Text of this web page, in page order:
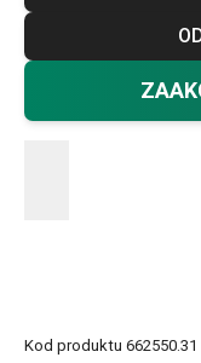
Kod produktu 662550.31